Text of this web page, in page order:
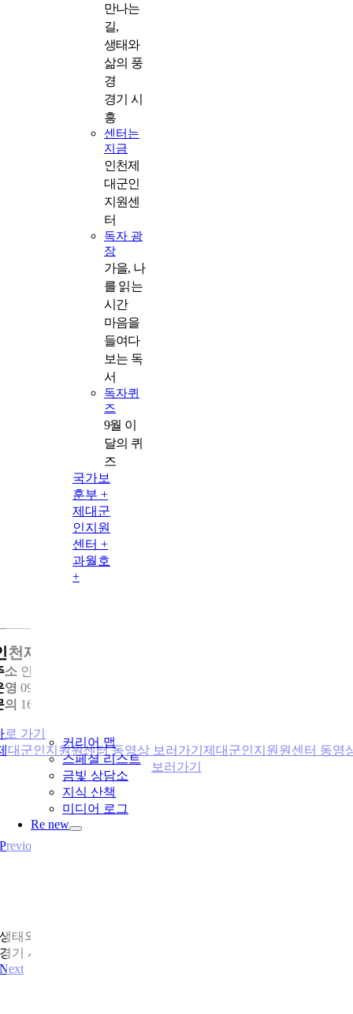
만나는
길,
생태와
삶의 풍
경
경기 시
흥
센터는
지금
인천제
대군인
지원센
터
독자 광
장
가을, 나
를 읽는
시간
마음을
들여다
보는 독
서
독자퀴
즈
9월 이
달의 퀴
즈
국가보
훈부 +
제대군
인지원
센터 +
과월호
+
커리어 맵
스페셜 리스트
금빛 상담소
지식 산책
미디어 로그
Re new
천제대군인지원센터
소 인천 미추홀구 석정로 239 정부인천지방합동청사 121호
영 09:00~18:00(주말, 공휴일 휴무)
의 1666-9279(군인친구)
로 가기
대군인지원원센터 동영상 보러가기 제대군인지원원센터 동영
보러가기
Previous
생태와 삶의 풍경
경기 시흥
Next